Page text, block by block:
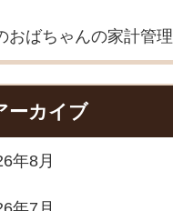
おばちゃんの家計管理
ーカイブ
年8月